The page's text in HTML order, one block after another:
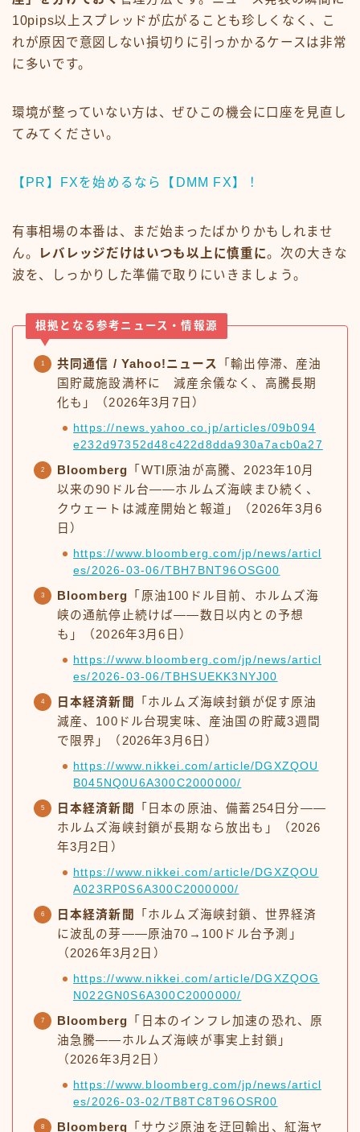
10pips以上スプレッドが広がることも珍しくなく、こ
れが原因で意図しない損切りに引っかかるケースは非常
に多いです。
環境が整っていない方は、ぜひこの機会に口座を見直し
てみてください。
【PR】FXを始めるなら【DMM FX】！
有事相場の本番は、まだ始まったばかりかもしれませ
ん。
レバレッジだけはいつも以上に慎重に。次の大きな
波を、しっかりした準備で取りにいきましょう。
根拠となる参考ニュース・情報源
共同通信 / Yahoo!ニュース
「輸出停滞、産油
国貯蔵施設満杯に 減産余儀なく、高騰長期
化も」（2026年3月7日）
https://news.yahoo.co.jp/articles/09b094
e232d97352d48c422d8dda930a7acb0a27
Bloomberg 「WTI原油が高騰、2023年10月
以来の90ドル台——ホルムズ海峡まひ続く、
クウェートは減産開始と報道」（2026年3月6
日）
https://www.bloomberg.com/jp/news/articl
es/2026-03-06/TBH7BNT96OSG00
Bloomberg 「原油100ドル目前、ホルムズ海
峡の通航停止続けば——数日以内との予想
も」（2026年3月6日）
https://www.bloomberg.com/jp/news/articl
es/2026-03-06/TBHSUEKK3NYJ00
日本経済新聞
「ホルムズ海峡封鎖が促す原油
減産、100ドル台現実味、産油国の貯蔵3週間
で限界」（2026年3月6日）
https://www.nikkei.com/article/DGXZQOU
B045NQ0U6A300C2000000/
日本経済新聞
「日本の原油、備蓄254日分——
ホルムズ海峡封鎖が長期なら放出も」（2026
年3月2日）
https://www.nikkei.com/article/DGXZQOU
A023RP0S6A300C2000000/
日本経済新聞
「ホルムズ海峡封鎖、世界経済
に波乱の芽——原油70→100ドル台予測」
（2026年3月2日）
https://www.nikkei.com/article/DGXZQOG
N022GN0S6A300C2000000/
Bloomberg 「日本のインフレ加速の恐れ、原
油急騰——ホルムズ海峡が事実上封鎖」
（2026年3月2日）
https://www.bloomberg.com/jp/news/articl
es/2026-03-02/TB8TC8T96OSR00
Bloomberg 「サウジ原油を迂回輸出、紅海ヤ